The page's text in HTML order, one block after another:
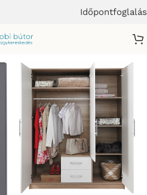
Időpontfoglalás
ELEMES GARDRÓB BÚTOR